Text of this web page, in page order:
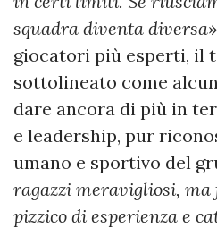
squadra diventa diversa
giocatori più esperti, il
sottolineato come
dare ancora di più in
e leadership, pur
umano e sportivo del
ragazzi meravigliosi, ma
pizzico di esperienza e